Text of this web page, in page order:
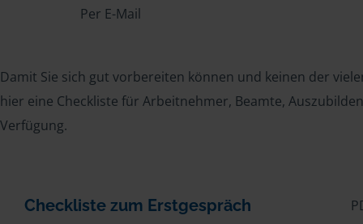
Per E-Mail
Damit Sie sich gut vorbereiten können und keinen der
hier eine Checkliste für Arbeitnehmer, Beamte,
Verfügung.
Checkliste zum Erstgespräch